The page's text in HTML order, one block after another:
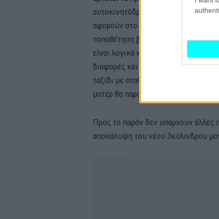
αυτοκινητόδρομο. Λογικές
αφορούν στο υποπλαίσιο που μπορεί
τοποθέτηση βαλιτσών και την
είναι λογικά και η σέλα, ειδικά για
διαφορές και στην κλιμάκωση του
ταξίδι με σταθερές ταχύτητες, ενώ
μοτέρ θα παραμείνει λογικά σε αυτά
Προς το παρόν δεν υπάρχουν άλλες
αποκάλυψη του νέου 3κύλινδρου